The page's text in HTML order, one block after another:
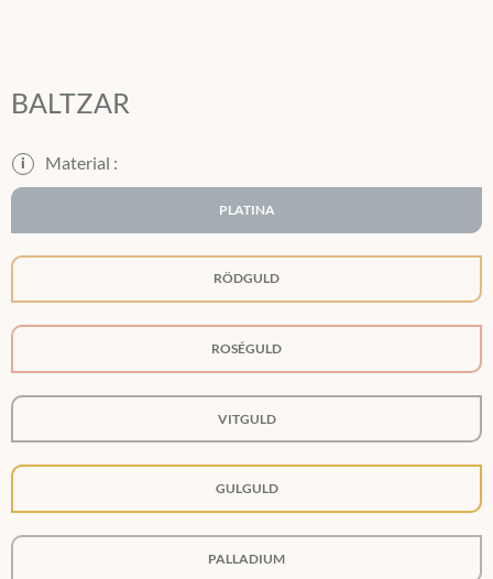
BALTZAR
PLATINA
i
RÖDGULD
ROSÉGULD
VITGULD
GULGULD
PALLADIUM